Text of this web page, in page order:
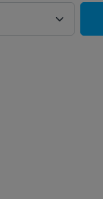
Anzahl: